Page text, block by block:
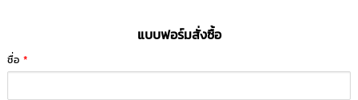
แบบฟอร์มสั่งซื้อ
ชื่อ*